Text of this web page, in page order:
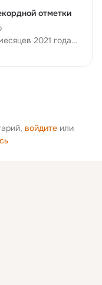
отметки
2021 года
с тем же
войдите или